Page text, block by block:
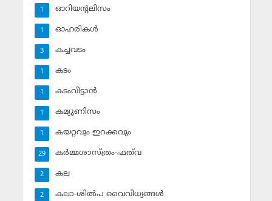
ഓറിയന്റലിസം
1
ഓഹരികള്‍
1
കച്ചവടം
3
കടം
1
കടംവീട്ടാന്‍
1
കമ്യൂണിസം
1
കയറ്റവും ഇറക്കവും
1
കര്‍മ്മശാസ്ത്രം-ഫത്‌വ
29
കല
2
കലാ-ശില്‍പ വൈവിധ്യങ്ങള്‍
2